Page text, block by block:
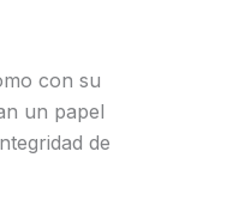
con su
un papel
de